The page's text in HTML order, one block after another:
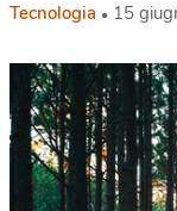
Tecnologia 15